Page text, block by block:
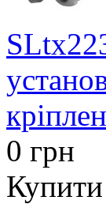
0 грн
Купити